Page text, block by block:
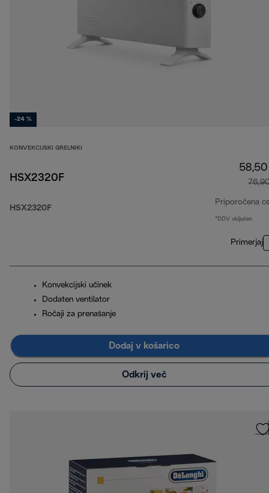
-24 %
KONVEKCIJSKI GRELNIKI
HSX2320F
HSX2320F
Priporočena
*DDV vključen
Primerjaj
Konvekcijski učinek
Dodaten ventilator
Ročaji za prenašanje
Dodaj v košarico
Odkrij več